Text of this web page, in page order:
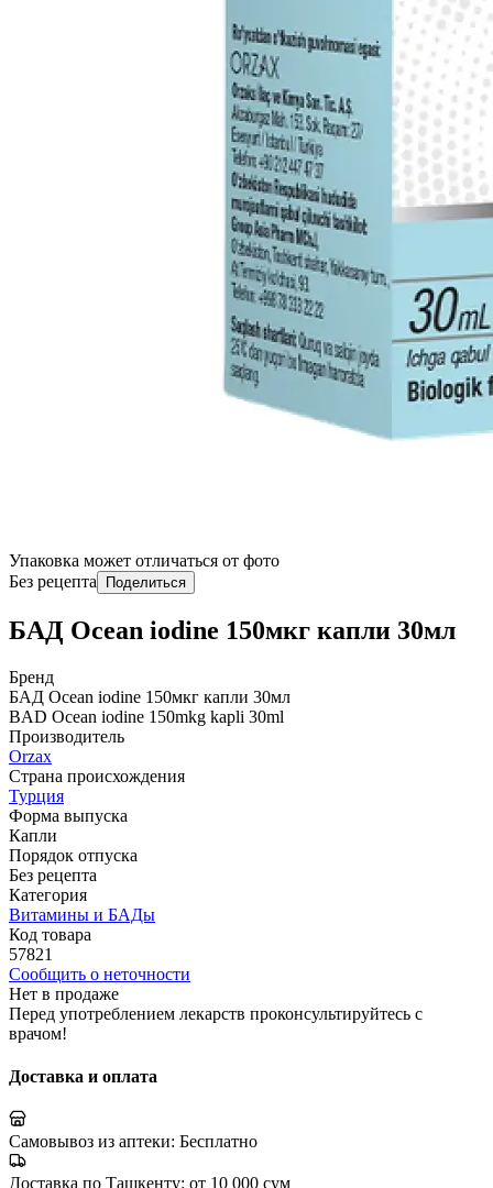
Упаковка может отличаться от фото
Без рецепта
Поделиться
БАД Ocean iodine 150мкг капли 30мл
Бренд
БАД Ocean iodine 150мкг капли 30мл
BAD Ocean iodine 150mkg kapli 30ml
Производитель
Orzax
Страна происхождения
Турция
Форма выпуска
Капли
Порядок отпуска
Без рецепта
Категория
Витамины и БАДы
Код товара
57821
Сообщить о неточности
Нет в продаже
Перед употреблением лекарств проконсультируйтесь с
врачом!
Доставка и оплата
Самовывоз из аптеки: Бесплатно
Доставка по Ташкенту: от 10 000 сум